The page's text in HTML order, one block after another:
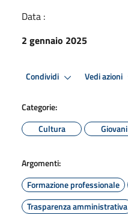
Data :
2 gennaio 2025
Condividi Vedi azioni
Categorie:
Cultura
Giovani
Argomenti:
Formazione professionale
Trasparenza amministrativa